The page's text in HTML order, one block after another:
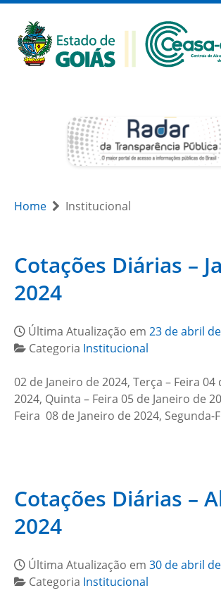
Home Institucional
Cotações Diárias –
2024
Última Atualização em 23 de abril
Categoria Institucional
02 de Janeiro de 2024, Terça – Feira 04
2024, Quinta – Feira 05 de Janeiro de
Feira 08 de Janeiro de 2024, Segunda-
Cotações Diárias –
2024
Última Atualização em 30 de abril
Categoria Institucional